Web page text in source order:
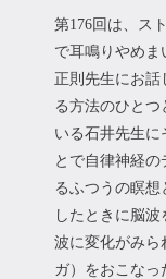
第176回は、ス
で耳鳴りやめ
正則先生にお
る方法のひと
いる石井先生に
とで自律神経
るふつうの瞑
したときに脳
波に変化がみら
ガ）をおこなっ